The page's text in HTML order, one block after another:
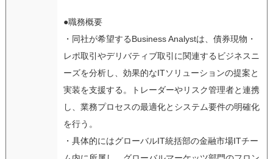
●職務概要
・同社が希望するBusiness Analystは、債券現物・
レポ取引やデリバティブ取引に関連するビジネスニ
ーズを分析し、効果的なITソリューションの提案と
実装を支援する。トレーダーやリスク管理者と連携
し、業務プロセスの最適化とシステム要件の明確化
を行う。
・具体的にはグローバルIT統括部の金融市場ITチー